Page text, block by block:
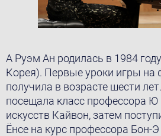
A Руэм Ан родилась в 1984
Корея). Первые уроки игры на
получила в возрасте шести
посещала класс профессора
искусств Кайвон, затем
Ёнсе на курс профессора Бон-